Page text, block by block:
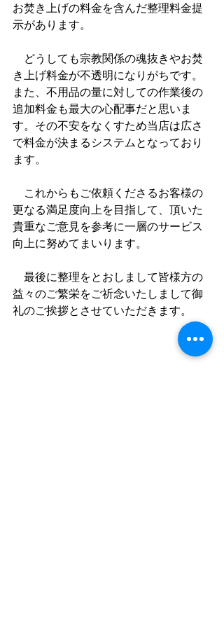
お焚き上げの料金を含んだ整理料金提
示があります。
どうしても宗教関係の魂抜きやお焚
き上げ料金が不透明になりがちです。
また、不用品の量に対しての作業後の
追加料金も最大の心配事だと思いま
す。その不安をなくすため当店は広さ
で料金が決まるシステムとなっており
ます。
これからもご依頼くださるお客様の
更なる満足度向上を目指して、頂いた
貴重なご意見を参考に一層のサービス
向上に努めてまいります。
最後に整理をとおしまして皆様方の
益々のご繁栄をご祈念いたしまして御
礼のご挨拶とさせていただきます。